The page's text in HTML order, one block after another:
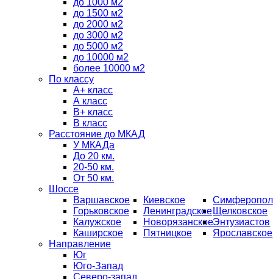
до 1000 м2
до 1500 м2
до 2000 м2
до 3000 м2
до 5000 м2
до 10000 м2
более 10000 м2
По классу
A+ класс
А класс
В+ класс
B класс
Расстояние до МКАД
У МКАДа
До 20 км.
20-50 км.
От 50 км.
Шоссе
Варшавское
Горьковское
Калужское
Каширское
Киевское
Ленинградское
Новорязанское
Пятницкое
Щелковское
Энтузиастов
Ярославское
Направление
Юг
Юго-Запад
Северо-запад